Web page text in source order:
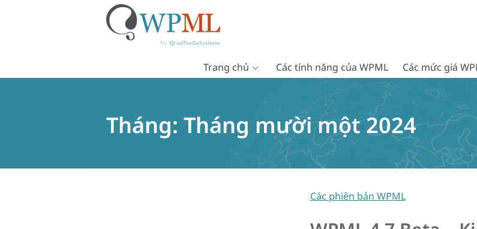
Trang chủ Các tính năng của WPML Các mức giá
Tháng: Tháng mười một 2024
Các phiên bản WPML